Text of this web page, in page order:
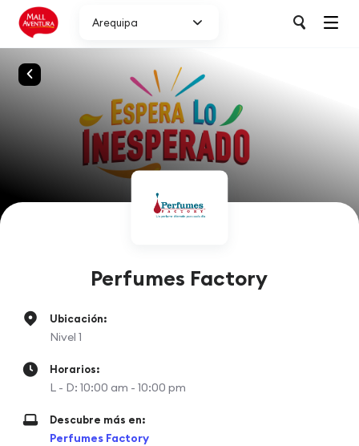
Arequipa
Perfumes Factory
Ubicación:
Nivel 1
Horarios:
L - D: 10:00 am - 10:00 pm
Descubre más en:
Perfumes Factory